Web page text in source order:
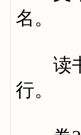
名。
读书
行。